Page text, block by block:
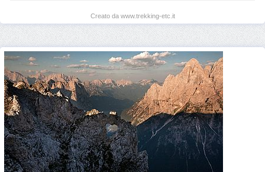
Creato da www.trekking-etc.it